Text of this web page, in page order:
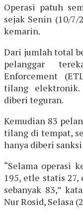
Operasi patuh
sejak Senin (10/
kemarin.
Dari jumlah total
pelanggar
Enforcement
tilang elektronik.
diberi teguran.
Kemudian 83
tilang di tempat,
hanya diberi
“Selama operasi
195, etle statis
sebanyak 83,”
Nur Rosid, Selasa